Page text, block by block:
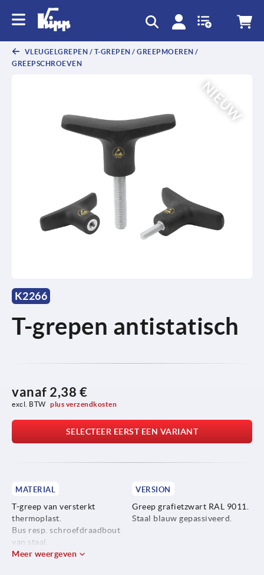
VLEUGELGREPEN / T-GREPEN / GREEPMOEREN /
GREEPSCHROEVEN
NIEUW
K2266
T-grepen antistatisch
vanaf 2,38 €
excl. BTW plus verzendkosten
SELECTEER EERST EEN VARIANT
MATERIAL
T-greep van versterkt
thermoplast.
Bus resp. schroefdraadbout
van staal.
VERSION
Greep grafietzwart RAL 9011.
Staal blauw gepassiveerd.
Meer weergeven